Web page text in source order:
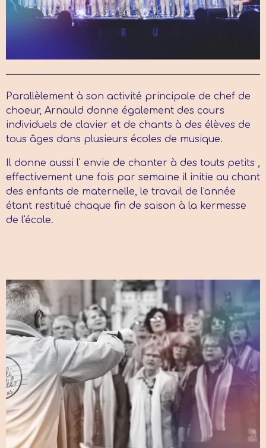
Parallèlement à son activité principale de chef de
choeur, Arnauld donne également des cours
individuels de clavier et de chants à des élèves de
tous âges dans plusieurs écoles de musique.
Il donne aussi l' envie de chanter à des touts petits ,
effectivement une fois par semaine il initie au chant
des enfants de maternelle, le travail de l'année
étant restitué chaque fin de saison à la kermesse
de l'école.